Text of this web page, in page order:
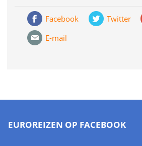
Facebook Twitter
E-mail
EUROREIZEN OP FACEBOOK